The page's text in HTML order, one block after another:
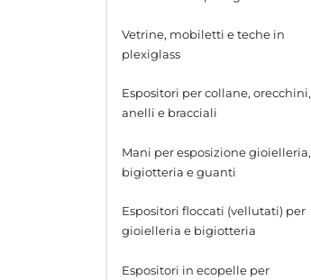
Cubi
Scalette
Vetrine, mobiletti e teche in
plexiglass
Espositori per collane, orecchini,
anelli e bracciali
Espositori per collane
Espositori per anelli
Mani per esposizione gioielleria,
bigiotteria e guanti
Espositori floccati (vellutati) per
gioielleria e bigiotteria
Espositori in ecopelle per